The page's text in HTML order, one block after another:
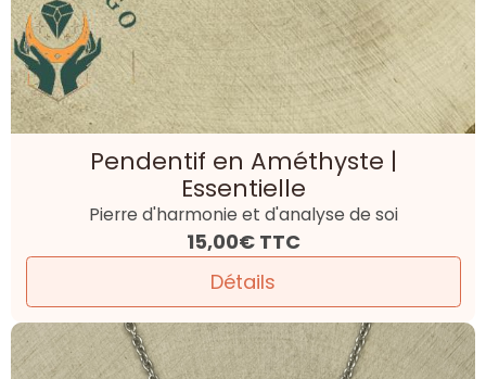
Pendentif en Améthyste |
Essentielle
Pierre d'harmonie et d'analyse de soi
15,00€ TTC
Détails